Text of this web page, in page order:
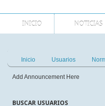
INICIO NOTICIAS
Inicio Usuarios
Add Announcement Here
BUSCAR USUARIOS